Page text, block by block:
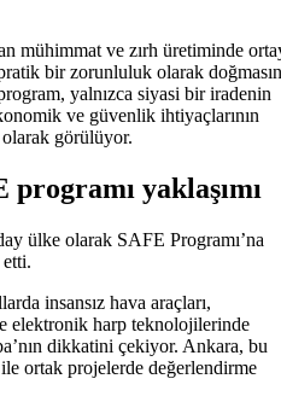
mühimmat ve zırh üretiminde
bir zorunluluk olarak
yalnızca siyasi bir iradenin
ve güvenlik ihtiyaçlarının
görülüyor.
yaklaşımı
ülke olarak SAFE Programı’na
insansız hava araçları,
elektronik harp teknolojilerinde
dikkatini çekiyor. Ankara, bu
ortak projelerde değerlendirme